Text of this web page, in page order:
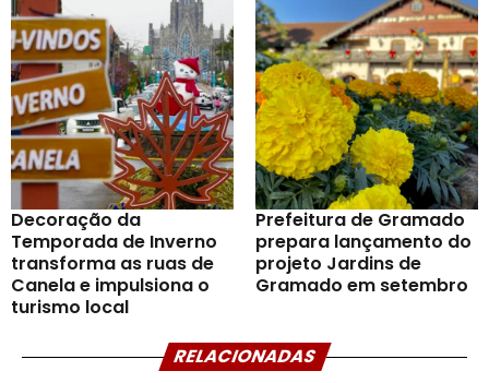
Decoração da
Temporada de Inverno
transforma as ruas de
Canela e impulsiona o
turismo local
Prefeitura de Gramado
prepara lançamento do
projeto Jardins de
Gramado em setembro
RELACIONADAS